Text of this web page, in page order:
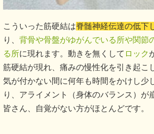
こういった筋硬結は脊髄神経伝達の低下
り、 背骨や骨盤がゆがんでいる所や関節
る所に現れます。動きを無くして ロック
筋硬結が現れ、痛みの慢性化を引き起こ
気が付かない間に何年も時間をかけし少
り、アライメント（身体のバランス）が
皆さん、自覚がない方がほとんどです。